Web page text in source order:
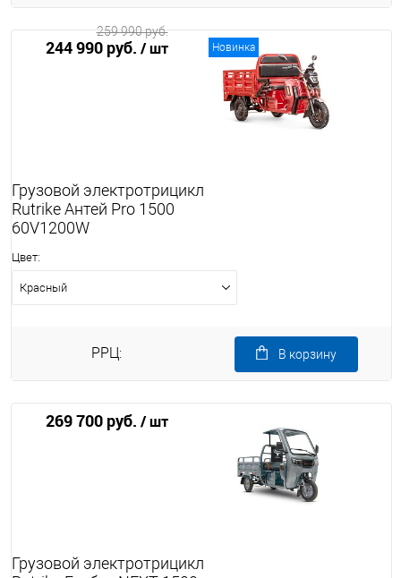
244 990 руб. / шт
259 990 руб.
Новинка
Грузовой электротрицикл
Rutrike Антей Pro 1500
60V1200W
Цвет:
Красный
РРЦ:
269 700 руб. / шт
В корзину
Грузовой электротрицикл